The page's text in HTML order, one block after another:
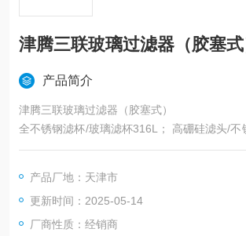
津腾三联玻璃过滤器（胶塞式
产品简介
津腾三联玻璃过滤器（胶塞式）
全不锈钢滤杯/玻璃滤杯316L； 高硼硅滤头/不
锈钢过滤支架316L； 不锈钢阀门；铝合金夹
产品厂地：天津市
更新时间：2025-05-14
厂商性质：经销商